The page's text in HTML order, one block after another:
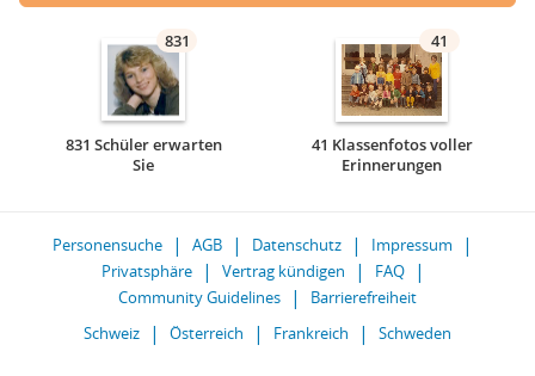
831
831 Schüler erwarten
Sie
41
41 Klassenfotos voller
Erinnerungen
Personensuche AGB Datenschutz
Impressum
Privatsphäre
Vertrag kündigen
FAQ
Community Guidelines
Barrierefreiheit
Schweiz
Österreich Frankreich Schweden